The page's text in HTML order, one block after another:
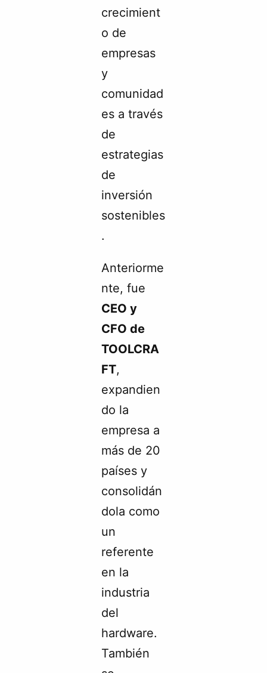
crecimient
o de
empresas
y
comunidad
es a través
de
estrategias
de
inversión
sostenibles
.
Anteriorme
nte, fue
CEO y
CFO de
TOOLCRA
FT,
expandien
do la
empresa a
más de 20
países y
consolidán
dola como
un
referente
en la
industria
del
hardware.
También